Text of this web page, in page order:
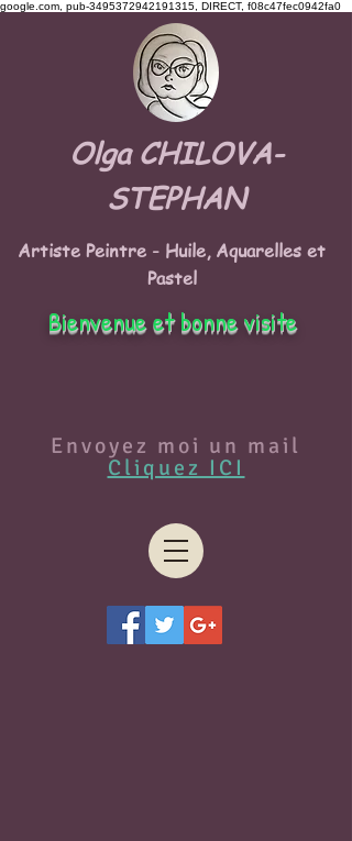
google.com, pub-3495372942191315, DIRECT, f08c47fec0942fa0
Olga CHILOVA-
STEPHAN
Artiste Peintre - Huile, Aquarelles et
Pastel
Envoyez moi un mail
Cliquez ICI
Bienvenue et bonne visite